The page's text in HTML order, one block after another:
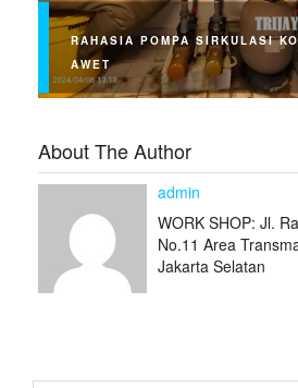
RAHASIA POMPA SIRKULASI
AWET
About The Author
admin
WORK SHOP: Jl.
No.11 Area
Jakarta Selatan